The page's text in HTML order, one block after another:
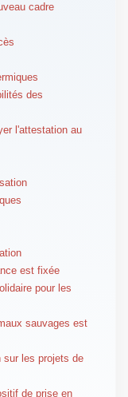
cadre
des
l'attestation au
est fixée
pour les
sauvages est
sur les projets de
de prise en